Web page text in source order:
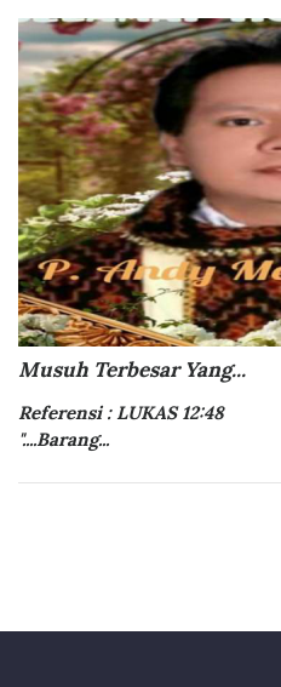
Musuh Terbesar Yang...
Referensi : LUKAS 12:48
"....Barang...